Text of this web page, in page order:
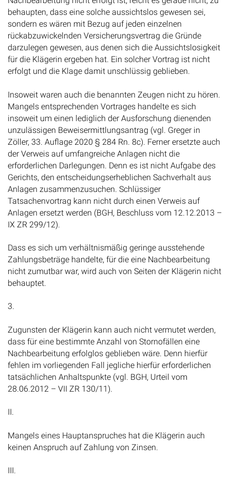
behaupten, dass eine solche aussichtslos gewesen sei,
sondern es wären mit Bezug auf jeden einzelnen
rückabzuwickelnden Versicherungsvertrag die Gründe
darzulegen gewesen, aus denen sich die Aussichtslosigkeit
für die Klägerin ergeben hat. Ein solcher Vortrag ist nicht
erfolgt und die Klage damit unschlüssig geblieben.
Insoweit waren auch die benannten Zeugen nicht zu hören.
Mangels entsprechenden Vortrages handelte es sich
insoweit um einen lediglich der Ausforschung dienenden
unzulässigen Beweisermittlungsantrag (vgl. Greger in
Zöller, 33. Auflage 2020 § 284 Rn. 8c). Ferner ersetzte auch
der Verweis auf umfangreiche Anlagen nicht die
erforderlichen Darlegungen. Denn es ist nicht Aufgabe des
Gerichts, den entscheidungserheblichen Sachverhalt aus
Anlagen zusammenzusuchen. Schlüssiger
Tatsachenvortrag kann nicht durch einen Verweis auf
Anlagen ersetzt werden (BGH, Beschluss vom 12.12.2013 –
IX ZR 299/12).
Dass es sich um verhältnismäßig geringe ausstehende
Zahlungsbeträge handelte, für die eine Nachbearbeitung
nicht zumutbar war, wird auch von Seiten der Klägerin nicht
behauptet.
3.
Zugunsten der Klägerin kann auch nicht vermutet werden,
dass für eine bestimmte Anzahl von Stornofällen eine
Nachbearbeitung erfolglos geblieben wäre. Denn hierfür
fehlen im vorliegenden Fall jegliche hierfür erforderlichen
tatsächlichen Anhaltspunkte (vgl. BGH, Urteil vom
28.06.2012 – VII ZR 130/11).
II.
Mangels eines Hauptanspruches hat die Klägerin auch
keinen Anspruch auf Zahlung von Zinsen.
III.